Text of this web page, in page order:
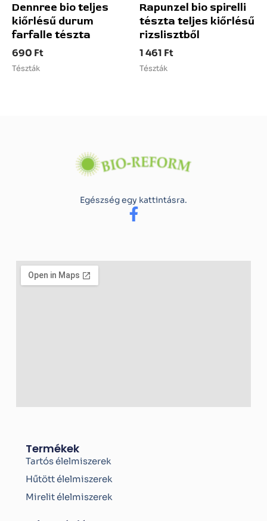
Dennree bio teljes
kiőrlésű durum
farfalle tészta
690 Ft
Tészták
Rapunzel bio spirelli
tészta teljes kiőrlésű
rizslisztből
1 461 Ft
Tészták
Egészség egy kattintásra.
F
e
Termékek
Tartós élelmiszerek
Hűtött élelmiszerek
Mirelit élelmiszerek